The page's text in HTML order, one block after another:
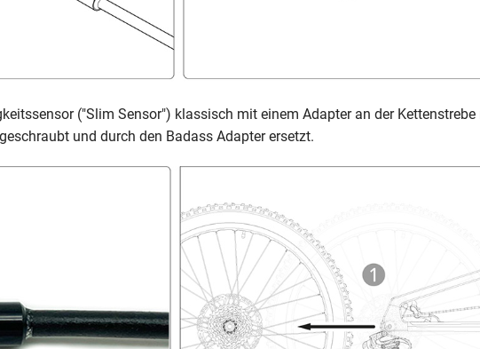
("Slim Sensor") klassisch mit einem Adapter an der
und durch den Badass Adapter ersetzt.